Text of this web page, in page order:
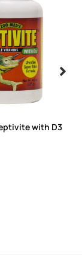
with D3